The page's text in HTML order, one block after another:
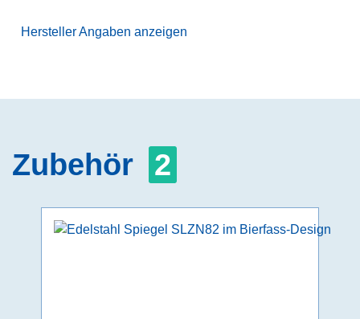
Hersteller Angaben anzeigen
Zubehör 2